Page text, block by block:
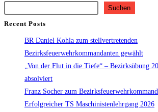
Suchen
Recent Posts
BR Daniel Kohla zum stellvertretenden
Bezirksfeuerwehrkommandanten gewählt
„Von der Flut in die Tiefe“ – Bezirksübung
absolviert
Franz Socher zum
Erfolgreicher TS Maschinistenlehrgang 2026